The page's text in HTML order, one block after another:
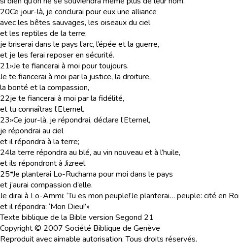
20Ce jour-là, je conclurai pour eux une alliance
avec les bêtes sauvages, les oiseaux du ciel
et les reptiles de la terre;
je briserai dans le pays l’arc, l’épée et la guerre,
et je les ferai reposer en sécurité.
21»Je te fiancerai à moi pour toujours.
Je te fiancerai à moi par la justice, la droiture,
la bonté et la compassion,
22je te fiancerai à moi par la fidélité,
et tu connaîtras l’Eternel.
23»Ce jour-là, je répondrai, déclare l’Eternel,
je répondrai au ciel
et il répondra à la terre;
24la terre répondra au blé, au vin nouveau et à l’huile,
et ils répondront à Jizreel.
25*Je planterai Lo-Ruchama pour moi dans le pays
et j’aurai compassion d’elle.
Je dirai à Lo-Ammi: ‘Tu es mon peuple!’Je planterai… peuple: cité en
et il répondra: ‘Mon Dieu!’»
Texte biblique de la Bible version Segond 21
Copyright © 2007 Société Biblique de Genève
Reproduit avec aimable autorisation. Tous droits réservés.